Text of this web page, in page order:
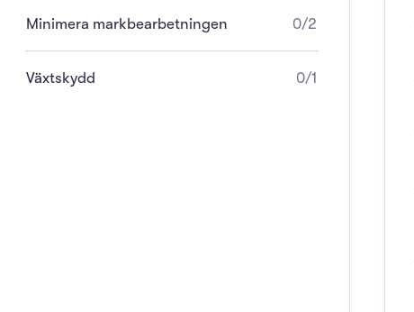
Minimera markbearbetningen 0/2
Växtskydd 0/1